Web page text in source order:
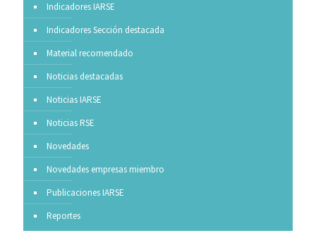
Indicadores IARSE
Indicadores Sección destacada
Material recomendado
Noticias destacadas
Noticias IARSE
Noticias RSE
Novedades
Novedades empresas miembro
Publicaciones IARSE
Reportes